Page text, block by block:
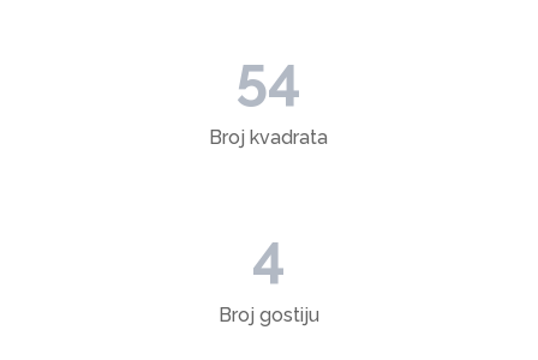
54
Broj kvadrata
4
Broj gostiju